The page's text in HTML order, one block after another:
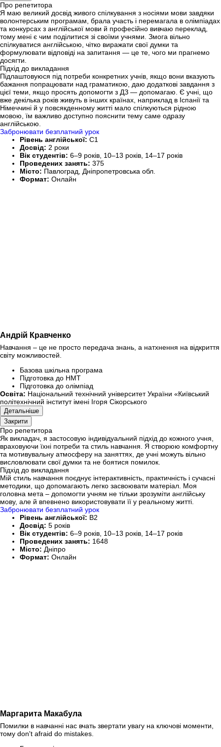
Про репетитора
Я маю великий досвід живого спілкування з носіями мови завдяки
волонтерським програмам, брала участь і перемагала в олімпіадах
та конкурсах з англійської мови й професійно вивчаю переклад,
тому мені є чим поділитися зі своїми учнями. Змога вільно
спілкуватися англійською, чітко виражати свої думки та
формулювати відповіді на запитання — це те, чого ми прагнемо
досягти.
Підхід до викладання
Підлаштовуюся під потреби конкретних учнів, якщо вони вказують
бажання попрацювати над граматикою, даю додаткові завдання з
цієї теми, якщо просять допомогти з ДЗ — допомагаю. Є учні, що
вже декілька років живуть в інших країнах, наприклад в Іспанії та
Німеччині й у повсякденному житті мало спілкуються рідною
мовою, їм важливо доступно пояснити тему саме одразу
англійською.
Забронювати безплатний урок
Рівень англійської: C1
Досвід: 2 роки
Вік студентів: 6–9 років, 10–13 років, 14–17 років
Проведених занять: 375
Місто: Павлоград, Дніпропетровська обл.
Формат: Онлайн
Андрій Кравченко
Навчання – це не просто передача знань, а натхнення на відкриття
світу можливостей.
Базова шкільна програма
Підготовка до НМТ
Підготовка до олімпіад
Освіта: Національний технічний університет України «Київський
політехнічний інститут імені Ігоря Сікорського
Детальніше
Закрити
Про репетитора
Як викладач, я застосовую індивідуальний підхід до кожного учня,
враховуючи їхні потреби та стиль навчання. Я створюю комфортну
та мотивувальну атмосферу на заняттях, де учні можуть вільно
висловлювати свої думки та не боятися помилок.
Підхід до викладання
Мій стиль навчання поєднує інтерактивність, практичність і сучасні
методики, що допомагають легко засвоювати матеріал. Моя
головна мета – допомогти учням не тільки зрозуміти англійську
мову, але й впевнено використовувати її у реальному житті.
Забронювати безплатний урок
Рівень англійської: B2
Досвід: 5 років
Вік студентів: 6–9 років, 10–13 років, 14–17 років
Проведених занять: 1648
Місто: Дніпро
Формат: Онлайн
Маргарита Макабула
Помилки в навчанні нас вчать звертати увагу на ключові моменти,
тому don't afraid do mistakes.